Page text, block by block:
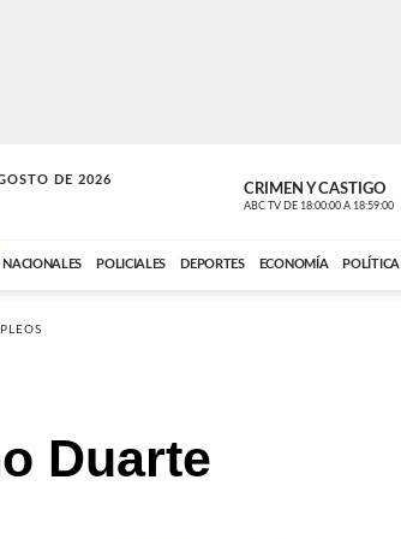
DE 2026
MÚSICA CRIMEN Y CASTIGO
ABC TV DE 18:00:00 A 18:59:00
NACIONALES POLICIALES DEPORTES ECONOMÍA POLÍTICA
Duarte